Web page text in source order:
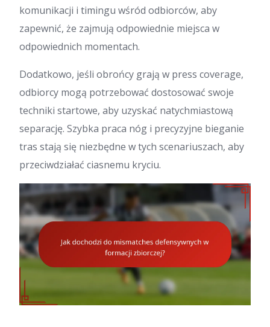
komunikacji i timingu wśród odbiorców, aby
zapewnić, że zajmują odpowiednie miejsca w
odpowiednich momentach.
Dodatkowo, jeśli obrońcy grają w press coverage,
odbiorcy mogą potrzebować dostosować swoje
techniki startowe, aby uzyskać natychmiastową
separację. Szybka praca nóg i precyzyjne bieganie
tras stają się niezbędne w tych scenariuszach, aby
przeciwdziałać ciasnemu kryciu.